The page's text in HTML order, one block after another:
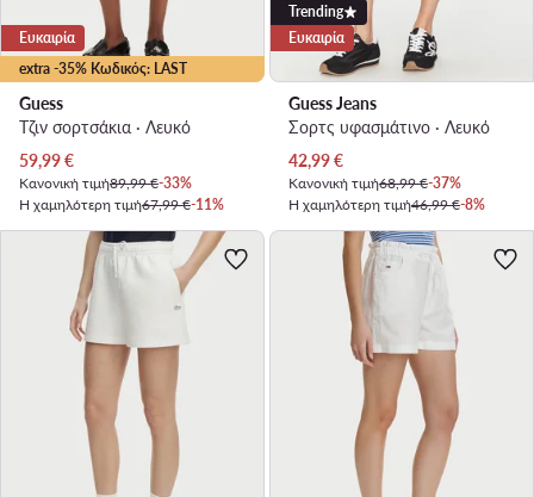
extra -35% Κωδικός: LAST
Ευκαιρία
Guess
Τζιν σορτσάκια · Λευκό
Τρέχουσα τιμή
59,99€
Κανονική τιμή89,99 €-33%
Η χαμηλότερη τιμή67,99 €-11%
Trending
Ευκαιρία
Guess Jeans
Σορτς υφασμάτινο · Λευκό
Τρέχουσα τιμή
42,99€
Κανονική τιμή68,99 €-37%
Η χαμηλότερη τιμή46,99 €-8%